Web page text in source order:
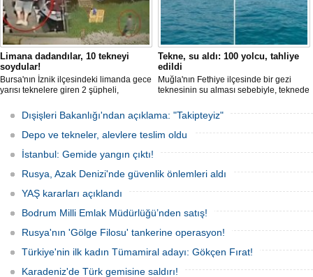
Limana dadandılar, 10 tekneyi
soydular!
Bursa'nın İznik ilçesindeki limanda gece
yarısı teknelere giren 2 şüpheli,
çaldı. Olay, güvenlik kameralarına
yansıdı, tekne sahiplerinin ihbarıyla
jandarma inceleme başlattı.
Tekne, su aldı: 100 yolcu, tahliye
edildi
Muğla'nın Fethiye ilçesinde bir gezi
teknesinin su alması sebebiyle, teknede
teknenin batmaması için bölgede
kurtarma çalışması başlatıldı.
Dışişleri Bakanlığı'ndan açıklama: "Takipteyiz"
Depo ve tekneler, alevlere teslim oldu
İstanbul: Gemide yangın çıktı!
Rusya, Azak Denizi'nde güvenlik önlemleri aldı
YAŞ kararları açıklandı
Bodrum Milli Emlak Müdürlüğü’nden satış!
Rusya'nın 'Gölge Filosu' tankerine operasyon!
Türkiye'nin ilk kadın Tümamiral adayı: Gökçen Fırat!
Karadeniz'de Türk gemisine saldırı!